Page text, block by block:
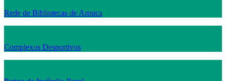
Rede de Bibliotecas de Arouca
Complexos Desportivos